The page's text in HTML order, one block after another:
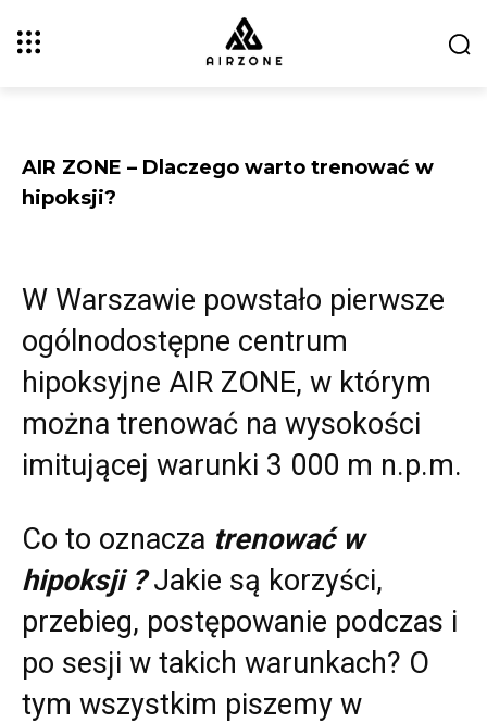
AIR ZONE – Dlaczego warto trenować w
hipoksji?
W Warszawie powstało pierwsze
ogólnodostępne centrum
hipoksyjne AIR ZONE, w którym
można trenować na wysokości
imitującej warunki 3 000 m n.p.m.
Co to oznacza trenować w
hipoksji ?Jakie są korzyści,
przebieg, postępowanie podczas i
po sesji w takich warunkach? O
tym wszystkim piszemy w